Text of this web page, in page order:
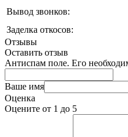
Вывод звонков:
Заделка откосов:
Отзывы
Оставить отзыв
Антиспам поле. Его
Ваше имя
Оценка
Оцените от 1 до 5